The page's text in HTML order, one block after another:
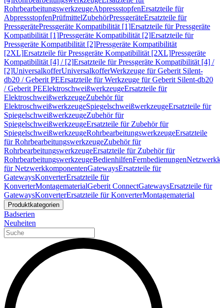
RohrbearbeitungswerkzeugeAbpressstopfenErsatzteile für
AbpressstopfenPrüfmittelZubehörPressgeräteErsatzteile für
PressgerätePressgeräte Kompatibilität [1]Ersatzteile für Pressgeräte
Kompatibilität [1]Pressgeräte Kompatibilität [2]Ersatzteile für
Pressgeräte Kompatibilität [2]Pressgeräte Kompatibilität
[2XL]Ersatzteile für Pressgeräte Kompatibilität [2XL]Pressgeräte
Kompatibilität [4] / [2]Ersatzteile für Pressgeräte Kompatibilität [4] /
[2]UniversalkofferUniversalkofferWerkzeuge für Geberit Silent-
db20 / Geberit PEErsatzteile für Werkzeuge für Geberit Silent-db20
/ Geberit PEElektroschweißwerkzeugeErsatzteile für
ElektroschweißwerkzeugeZubehör für
ElektroschweißwerkzeugeSpiegelschweißwerkzeugeErsatzteile für
SpiegelschweißwerkzeugeZubehör für
SpiegelschweißwerkzeugeErsatzteile für Zubehör für
SpiegelschweißwerkzeugeRohrbearbeitungswerkzeugeErsatzteile
für RohrbearbeitungswerkzeugeZubehör für
RohrbearbeitungswerkzeugeErsatzteile für Zubehör für
RohrbearbeitungswerkzeugeBedienhilfenFernbedienungen
für NetzwerkkomponentenGatewaysErsatzteile für
GatewaysKonverterErsatzteile für
KonverterMontagematerialGeberit ConnectGatewaysErsatzteile für
GatewaysKonverterErsatzteile für KonverterMontagematerial
Produktkategorien
Badserien
Neuheiten